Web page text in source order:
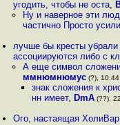
угодить, чтобы не оста,
Ну и наверное эти
частично Просто
лучше бы кресты
ассоциируются либо с
А еще символ
ммнюмнюмус(?), 10:44
знак сложения к
нн имеет, DmA(??),
Ого, настаящая